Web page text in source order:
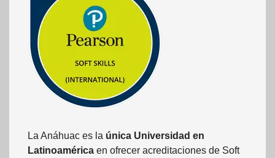
La Anáhuac es la única Universidad en
Latinoamérica en ofrecer acreditaciones de Soft